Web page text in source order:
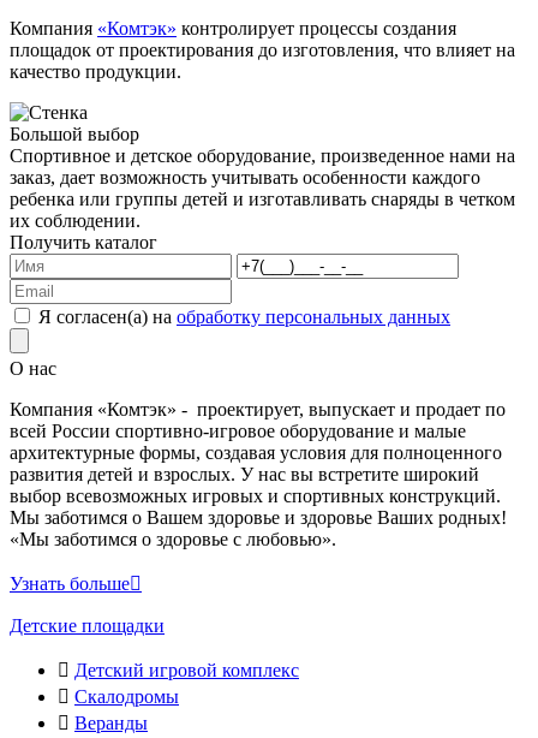
Компания «Комтэк» контролирует процессы создания
площадок от проектирования до изготовления, что влияет на
качество продукции.
Большой выбор
Спортивное и детское оборудование, произведенное нами на
заказ, дает возможность учитывать особенности каждого
ребенка или группы детей и изготавливать снаряды в четком
их соблюдении.
Получить каталог
Я согласен(а) на обработку персональных данных
О нас
Компания «Комтэк» - проектирует, выпускает и продает по
всей России спортивно-игровое оборудование и малые
архитектурные формы, создавая условия для полноценного
развития детей и взрослых. У нас вы встретите широкий
выбор всевозможных игровых и спортивных конструкций.
Мы заботимся о Вашем здоровье и здоровье Ваших родных!
«Мы заботимся о здоровье с любовью».
Узнать больше
Детские площадки
Детский игровой комплекс
Скалодромы
Веранды